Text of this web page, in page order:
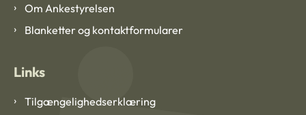
Om Ankestyrelsen
Blanketter og kontaktformularer
Links
Tilgængelighedserklæring